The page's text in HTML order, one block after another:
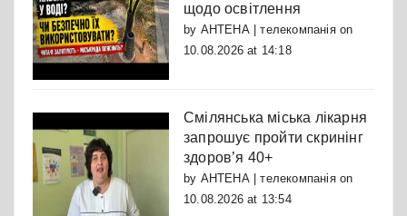
щодо освітлення
by АНТЕНА | телекомпаніяon
10.08.2026 at 14:18
Смілянська міська лікарня
запрошує пройти скринінг
здоров’я 40+
by АНТЕНА | телекомпаніяon
10.08.2026 at 13:54